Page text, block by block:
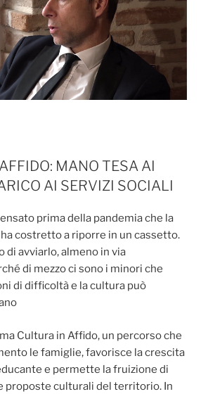
MANO TESA AI
AI SERVIZI SOCIALI
prima della pandemia che la
costretto a riporre in un cassetto.
di avviarlo, almeno in via
di mezzo ci sono i minori che
di difficoltà e la cultura può
Cultura in Affido, un percorso che
le famiglie, favorisce la crescita
e permette la fruizione di
proposte culturali del territorio. In